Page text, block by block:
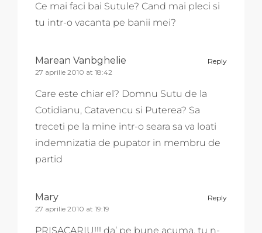
Ce mai faci bai Sutule? Cand mai pleci si
tu intr-o vacanta pe banii mei?
Reply
Marean Vanbghelie
27 aprilie 2010 at 18:42
Care este chiar el? Domnu Sutu de la
Cotidianu, Catavencu si Puterea? Sa
treceti pe la mine intr-o seara sa va loati
indemnizatia de pupator in membru de
partid
Reply
Mary
27 aprilie 2010 at 19:19
PRISACARIU!!! da’ pe bune acuma, tu n-